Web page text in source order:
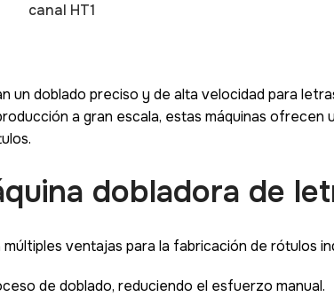
canal HT1
un doblado preciso y de alta velocidad para
a gran escala, estas máquinas
dobladora de
ventajas para la fabricación de rótulos
de doblado, reduciendo el esfuerzo manual.